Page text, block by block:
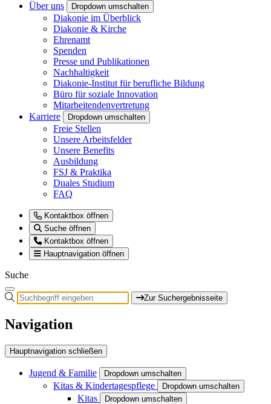
Über uns
Dropdown umschalten
Diakonie im Überblick
Diakonie & Kirche
Ehrenamt
Spenden
Presse und Publikationen
Nachhaltigkeit
Diakonie-Institut für berufliche Bildung
Büro für soziale Innovation
Mitarbeitendenvertretung
Karriere
Dropdown umschalten
Freie Stellen
Unsere Arbeitsfelder
Unsere Benefits
Ausbildung
FSJ & Praktika
Duales Studium
FAQ
Kontaktbox öffnen
Suche öffnen
Kontaktbox öffnen
Hauptnavigation öffnen
Suche
Zur Suchergebnisseite
Navigation
Hauptnavigation schließen
Jugend & Familie Dropdown umschalten
Kitas & Kindertagespflege Dropdown umschalten
Kitas Dropdown umschalten